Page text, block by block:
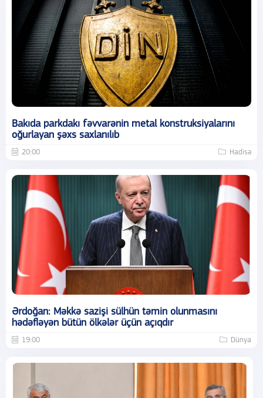
Bakıda parkdakı fəvvarənin metal konstruksiyalarını
oğurlayan şəxs saxlanılıb
20:00 Hadisə
Ərdoğan: Məkkə sazişi sülhün təmin olunmasını
hədəfləyən bütün ölkələr üçün açıqdır
19:00 Dünya